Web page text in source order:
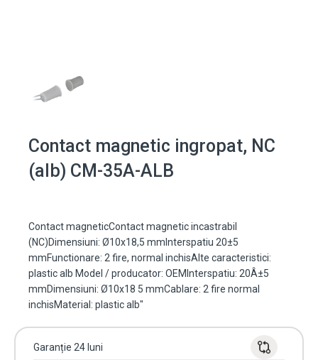
Contact magnetic ingropat, NC
(alb) CM-35A-ALB
Contact magneticContact magnetic incastrabil
(NC)Dimensiuni: Ø10x18,5 mmInterspatiu 20±5
mmFunctionare: 2 fire, normal inchisAlte caracteristici:
plastic alb Model / producator: OEMInterspatiu: 20Â±5
mmDimensiuni: Ø10x18 5 mmCablare: 2 fire normal
inchisMaterial: plastic alb"
Garanție 24 luni